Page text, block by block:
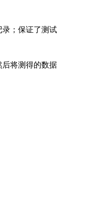
；保证了测试
将测得的数据